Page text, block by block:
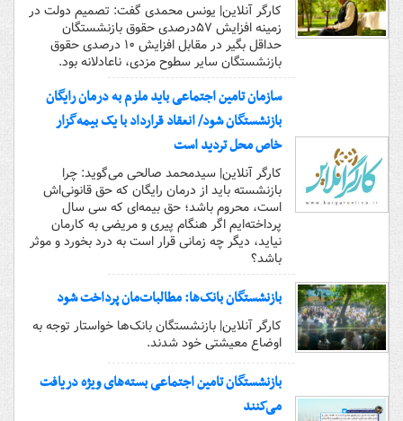
کارگر آنلاین| یونس محمدی گفت: تصمیم دولت در
زمینه افزایش ۵۷درصدی حقوق بازنشستگان
حداقل بگیر در مقابل افزایش ۱۰ درصدی حقوق
بازنشستگان سایر سطوح مزدی، ناعادلانه بود.
سازمان تامین اجتماعی باید ملزم به درمان رایگان
بازنشستگان شود/ انعقاد قرارداد با یک بیمه‌گزار
خاص محل تردید است
کارگر آنلاین| سیدمحمد صالحی می‌گوید: چرا
بازنشسته باید از درمان رایگان که حق قانونی‌اش
است، محروم باشد؛ حق بیمه‌ای که سی سال
پرداخته‌ایم اگر هنگام پیری و مریضی به کارمان
نیاید، دیگر چه زمانی قرار است به درد بخورد و موثر
باشد؟
بازنشستگان بانک‌ها: مطالبات‌مان پرداخت شود
کارگر آنلاین| بازنشستگان بانک‌ها خواستار توجه به
اوضاع معیشتی خود شدند.
بازنشستگان تامین اجتماعی بسته‌های ویژه دریافت
می‌کنند